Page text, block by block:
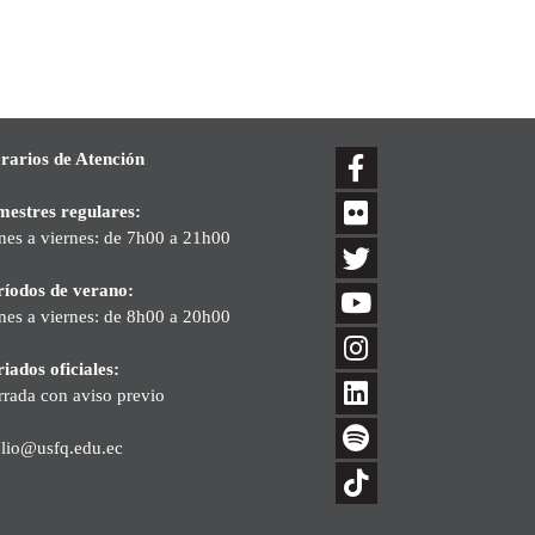
de Atención
regulares:
a viernes: de 7h00 a 21h00
de verano:
a viernes: de 8h00 a 20h00
oficiales:
con aviso previo